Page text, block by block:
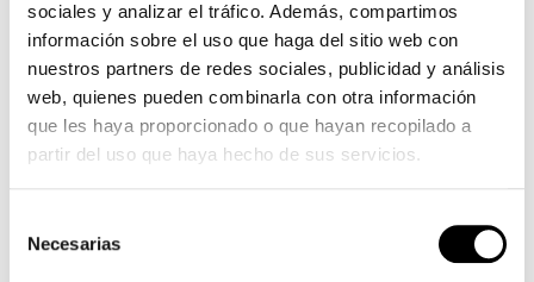
sociales y analizar el tráfico. Además, compartimos
información sobre el uso que haga del sitio web con
nuestros partners de redes sociales, publicidad y análisis
web, quienes pueden combinarla con otra información
que les haya proporcionado o que hayan recopilado a
partir del uso que haya hecho de sus servicios.
Necesarias
rousse